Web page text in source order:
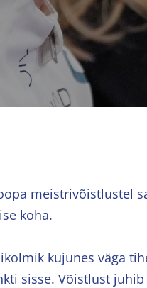
meistrivõistlustel
koha.
kujunes väga
sisse. Võistlust